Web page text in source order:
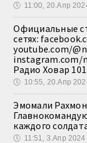
🕔 11:00, 20.Апр
Официальные
сетях:
youtube.com/
instagram.com/
Радио Ховар
🕔 10:55, 20.Апр
Эмомали
каждого
🕔 11:51, 3.Апр 2024